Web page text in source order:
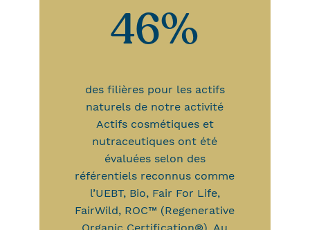
46%
des filières pour les actifs
naturels de notre activité
Actifs cosmétiques et
nutraceutiques ont été
évaluées selon des
référentiels reconnus comme
l’UEBT, Bio, Fair For Life,
FairWild, ROC™ (Regenerative